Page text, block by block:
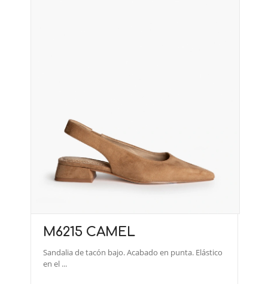
M6215 CAMEL
Sandalia de tacón bajo. Acabado en punta. Elástico
en el ...